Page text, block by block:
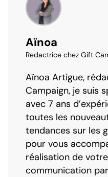
Aïnoa
Redactrice chez Gift
Aïnoa Artigue,
Campaign, je suis
avec 7 ans
toutes les
tendances sur les
pour vous
réalisation de
communication